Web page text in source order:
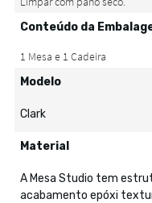
Conteúdo da
Modelo
Clark
Material
A Mesa Studio tem
acabamento epóxi